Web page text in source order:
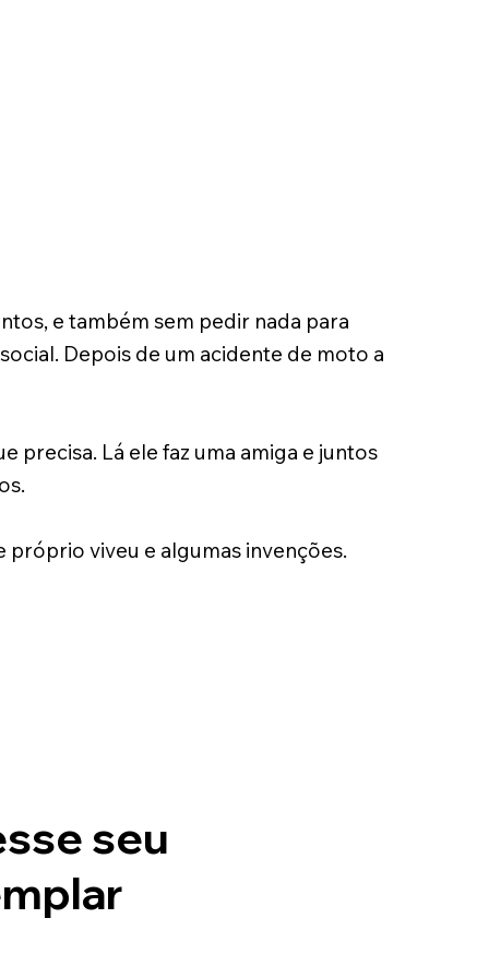
e também sem pedir nada para
Depois de um acidente de moto a
precisa. Lá ele faz uma amiga e juntos
próprio viveu e algumas invenções.
seu